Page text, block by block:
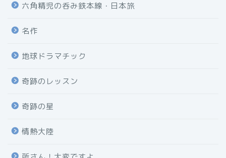
六角精児の呑み鉄本線・日本旅
名作
地球ドラマチック
奇跡のレッスン
奇跡の星
情熱大陸